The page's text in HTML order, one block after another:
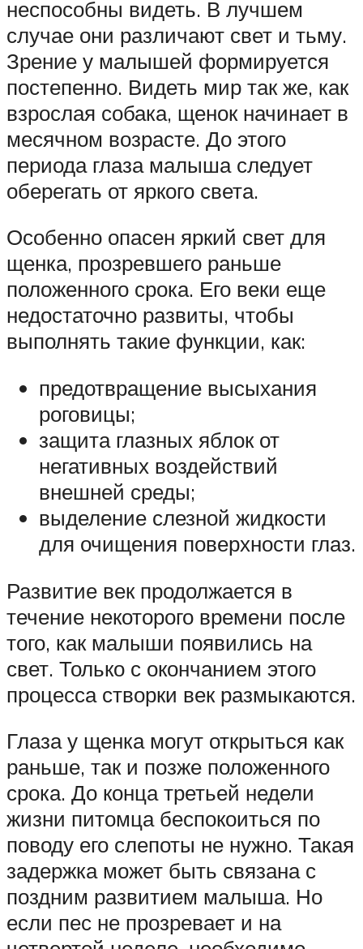
неспособны видеть. В лучшем
случае они различают свет и тьму.
Зрение у малышей формируется
постепенно. Видеть мир так же, как
взрослая собака, щенок начинает в
месячном возрасте. До этого
периода глаза малыша следует
оберегать от яркого света.
Особенно опасен яркий свет для
щенка, прозревшего раньше
положенного срока. Его веки еще
недостаточно развиты, чтобы
выполнять такие функции, как:
предотвращение высыхания
роговицы;
защита глазных яблок от
негативных воздействий
внешней среды;
выделение слезной жидкости
для очищения поверхности глаз.
Развитие век продолжается в
течение некоторого времени после
того, как малыши появились на
свет. Только с окончанием этого
процесса створки век размыкаются.
Глаза у щенка могут открыться как
раньше, так и позже положенного
срока. До конца третьей недели
жизни питомца беспокоиться по
поводу его слепоты не нужно. Такая
задержка может быть связана с
поздним развитием малыша. Но
если пес не прозревает и на